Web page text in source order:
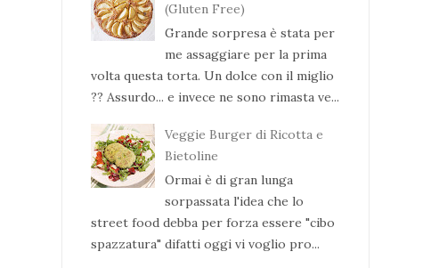
(Gluten Free)
Grande sorpresa è stata per
me assaggiare per la prima
volta questa torta. Un dolce con il miglio
?? Assurdo... e invece ne sono rimasta ve...
Veggie Burger di Ricotta e
Bietoline
Ormai è di gran lunga
sorpassata l'idea che lo
street food debba per forza essere "cibo
spazzatura" difatti oggi vi voglio pro...